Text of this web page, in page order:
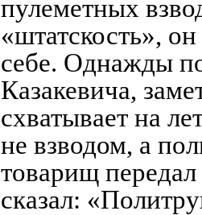
пулеметных
«штатскость»,
себе. Однажды
Казакевича,
схватывает на
не взводом, а
товарищ передал
сказал: